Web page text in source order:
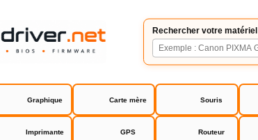
Rechercher votre matériel
Graphique Carte mère Souris
Imprimante GPS Routeur